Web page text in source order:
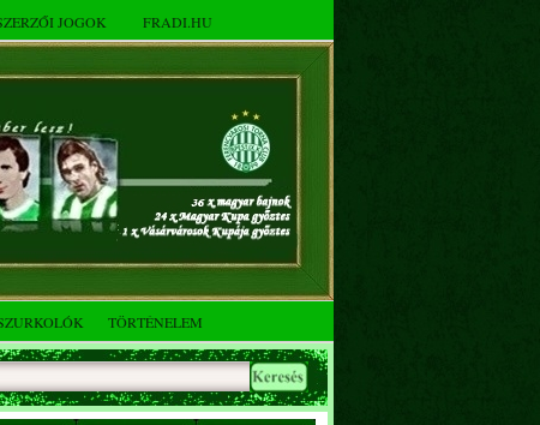
JOGOK FRADI.HU
TÖRTÉNELEM